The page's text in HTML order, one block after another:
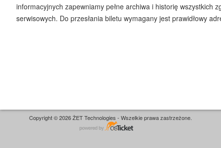
informacyjnych zapewniamy pełne archiwa i historię wszystkich
serwisowych. Do przesłania biletu wymagany jest prawidłowy
Copyright © 2026 ŻET Technologies - Wszelkie prawa zastrzeżone.